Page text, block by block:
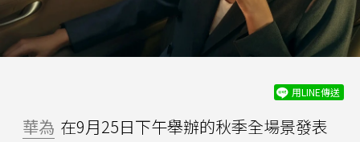
用LINE傳送
華為 在9月25日下午舉辦的秋季全場景發表